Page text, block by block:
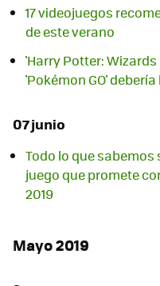
17 videojuegos
de este verano
'Harry Potter:
'Pokémon GO'
07 junio
Todo lo que sabemos
juego que promete
2019
Mayo 2019